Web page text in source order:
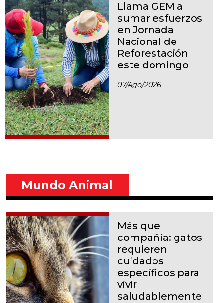
Llama GEM a
sumar esfuerzos
en Jornada
Nacional de
Reforestación
este domingo
07/ago/2026
Mundo Animal
Más que
compañía: gatos
requieren
cuidados
específicos para
vivir
saludablemente